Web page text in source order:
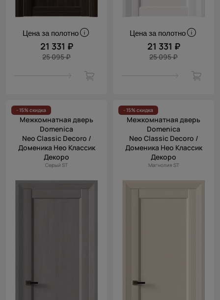
Цена за полотно
21 331 ₽
25 095 ₽
Цена за полотно
21 331 ₽
25 095 ₽
- 15% скидка
Межкомнатная дверь
Domenica
Neo Classic Decoro /
Доменика Нео Классик
Декоро
Серый ST
- 15% скидка
Межкомнатная дверь
Domenica
Neo Classic Decoro /
Доменика Нео Классик
Декоро
Магнолия ST